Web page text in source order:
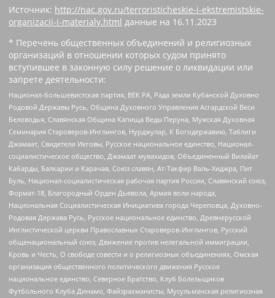
Источник: http://nac.gov.ru/terroristicheskie-i-ekstremistskie-
organizacii-i-materialy.html данные на 16.11.2023
* Перечень общественных объединений и религиозных
организаций в отношении которых судом принято
вступившее в законную силу решение о ликвидации или
запрете деятельности:
Национал-большевистская партия, ВЕК РА, Рада земли Кубанской Духовно
Родовой Державы Русь, Община Духовного Управления Асгардской Веси
Беловодья, Славянская Община Капища Веды Перуна, Мужская Духовная
Семинария Староверов-Инглингов, Нурджулар, К Богодержавию, Таблиги
Джамаат, Свидетели Иеговы, Русское национальное единство, Национал-
социалистическое общество, Джамаат мувахидов, Объединенный Вилайат
Кабарды, Балкарии и Карачая, Союз славян, Ат-Такфир Валь-Хиджра, Пит
Буль, Национал-социалистическая рабочая партия России, Славянский союз,
Формат-18, Благородный Орден Дьявола, Армия воли народа,
Национальная Социалистическая Инициатива города Череповца, Духовно-
Родовая Держава Русь, Русское национальное единство, Древнерусской
Инглистической церкви Православных Староверов-Инглингов, Русский
общенациональный союз, Движение против нелегальной иммиграции,
Кровь и Честь, О свободе совести и о религиозных объединениях, Омская
организация общественного политического движения Русское
национальное единство, Северное Братство, Клуб Болельщиков
Футбольного Клуба Динамо, Файзрахманисты, Мусульманская религиозная